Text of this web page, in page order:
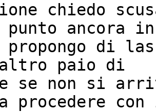
chiedo
ancora in
propongo di
paio di
se non si
procedere